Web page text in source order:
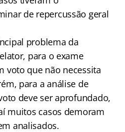
de repercussão geral
problema da
para o exame
voto que não necessita
para a análise de
deve ser aprofundado,
muitos casos demoram
analisados.